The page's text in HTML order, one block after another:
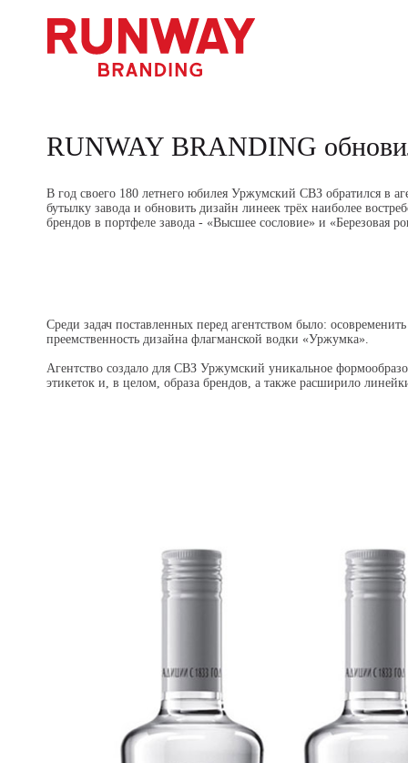
RUNWAY BRANDING
В год своего 180 летнего юбилея Уржумский СВЗ обратился в
бутылку завода и обновить дизайн линеек трёх наиболее
брендов в портфеле завода - «Высшее сословие» и «Березовая
Среди задач поставленных перед агентством было:
преемственность дизайна флагманской водки «Уржумка».
Агентство создало для СВЗ Уржумский уникальное
этикеток и, в целом, образа брендов, а также расширило